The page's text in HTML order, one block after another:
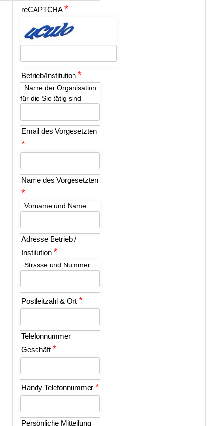
reCAPTCHA*
Betrieb/Institution *
Name der Organisation
für die Sie tätig sind
Email des Vorgesetzten
*
Name des Vorgesetzten
*
Vorname und Name
Adresse Betrieb /
Institution *
Strasse und Nummer
Postleitzahl & Ort *
Telefonnummer
Geschäft *
Handy Telefonnummer *
Persönliche Mitteilung